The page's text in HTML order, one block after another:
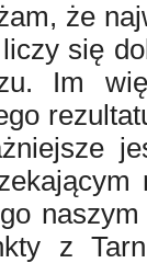
że
się
Im
z